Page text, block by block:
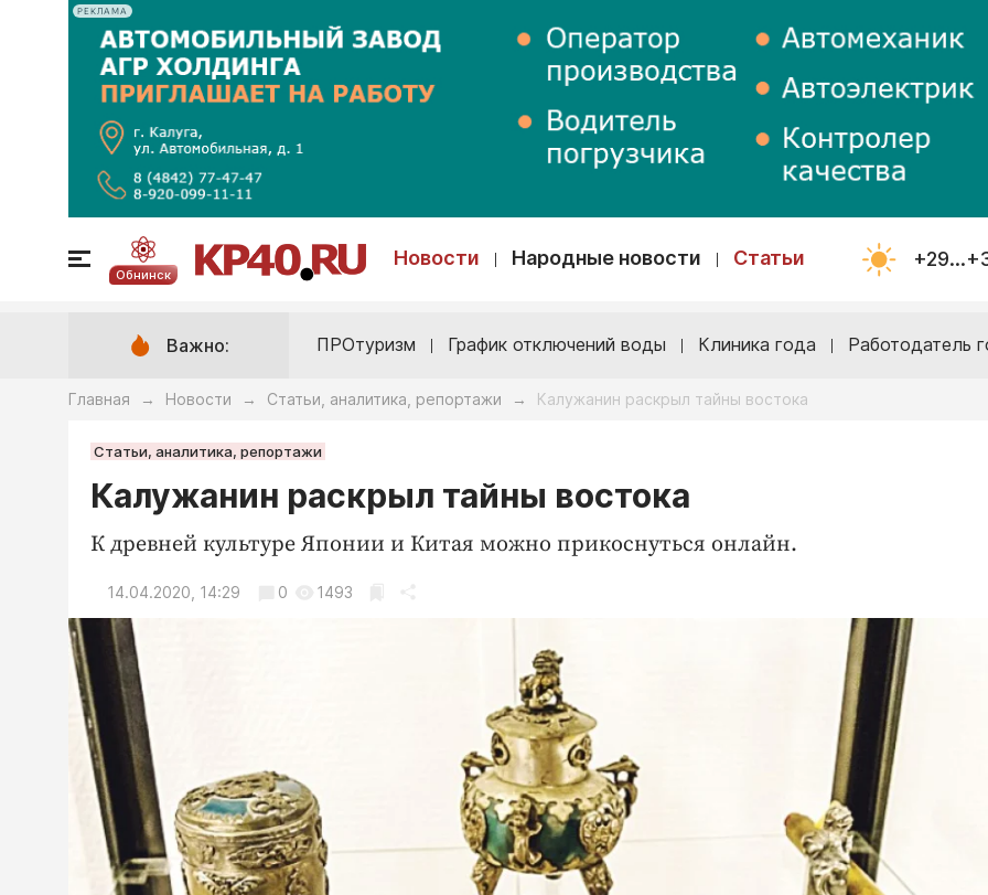
РЕКЛАМА
Обнинск
Новости Народные новости Статьи
Важно: ПРОтуризм График отключений воды Клиника года Работодатель
Главная → Новости → Статьи, аналитика, репортажи → Калужанин раскрыл тайны востока
Статьи, аналитика, репортажи
Калужанин раскрыл тайны востока
К древней культуре Японии и Китая можно прикоснуться онлайн.
14.04.2020, 14:29 0 1493